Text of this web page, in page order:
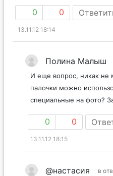
0 0
13.11.12 18:14
Полина Малыш
И еще вопрос, никак не
палочки можно
специальные на фото?
0 0
13.11.12 18:15
@настасия в